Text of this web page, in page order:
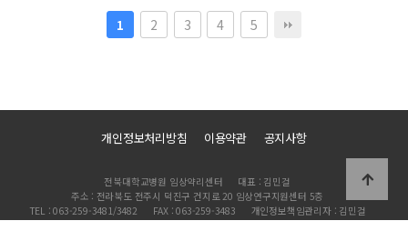
1 2 3 4 5
개인정보처리방침 이용약관 공지사항
전북대학교병원 임상약리센터
대표 : 김민걸
주소 : 전라북도 전주시 덕진구 건지로 20 임상연구지원센터 5층
TEL : 063-259-3481/3482
FAX : 063-259-3483
개인정보책임관리자 : 김민걸